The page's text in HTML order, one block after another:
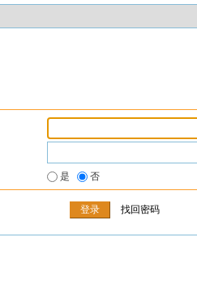
是 否
找回密码